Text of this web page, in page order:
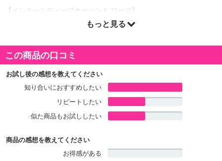
【メンタームディープナーハンド ローズ】
うるおいヴェールの撥水効果で水にぬれても手肌のうるおいを守り
す。
【メンタームディープナーハンド レモン＆ジンジャー】
もっと見る
この商品の口コミ
お試し後の感想を教えてください
知り合いにおすすめしたい
リピートしたい
似た商品もお試ししたい
商品の感想を教えてください
お得感がある